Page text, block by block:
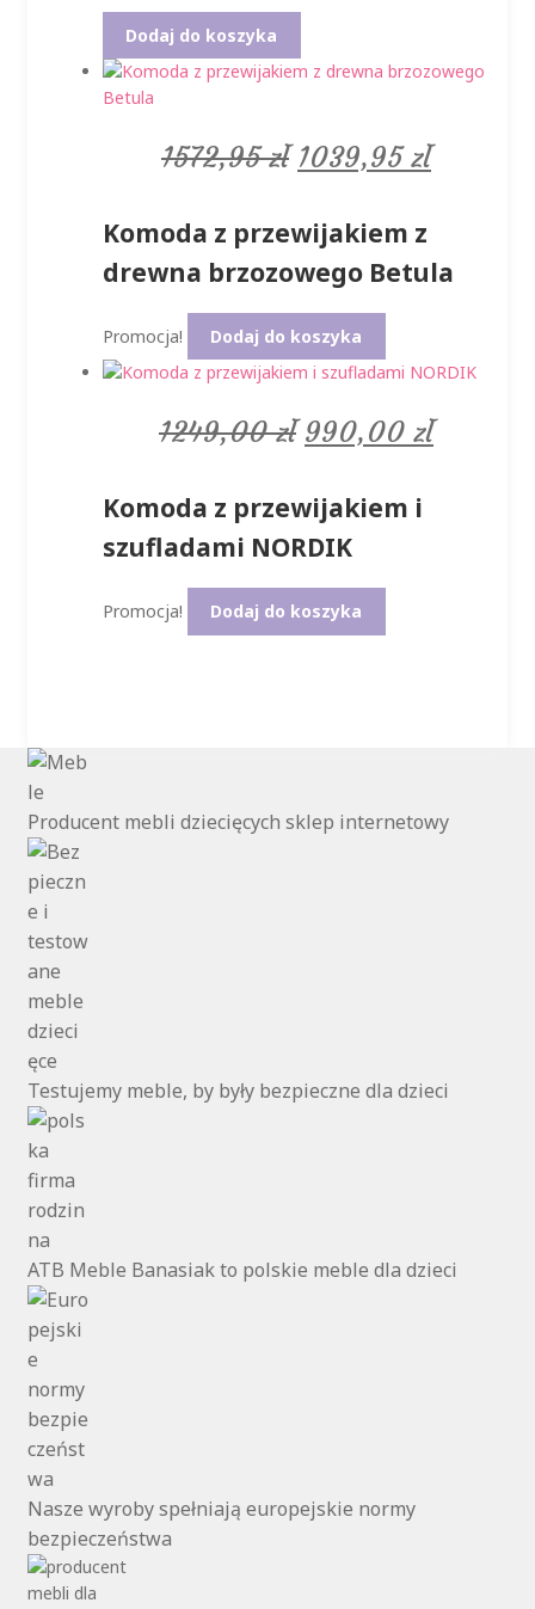
Dodaj do koszyka
1572,95zł Pierwotna
wynosiła:
1572,95 zł.
1039,95zł
Komoda z przewijakiem z
drewna brzozowego Betula
Promocja! Dodaj do koszyka
1249,00zł Pierwotna
wynosiła:
1249,00 zł.
990,00 zł
Komoda z przewijakiem i
szufladami NORDIK
Promocja! Dodaj do koszyka
Producent mebli dziecięcych sklep internetowy
Testujemy meble, by były bezpieczne dla dzieci
ATB Meble Banasiak to polskie meble dla dzieci
Nasze wyroby spełniają europejskie normy
bezpieczeństwa